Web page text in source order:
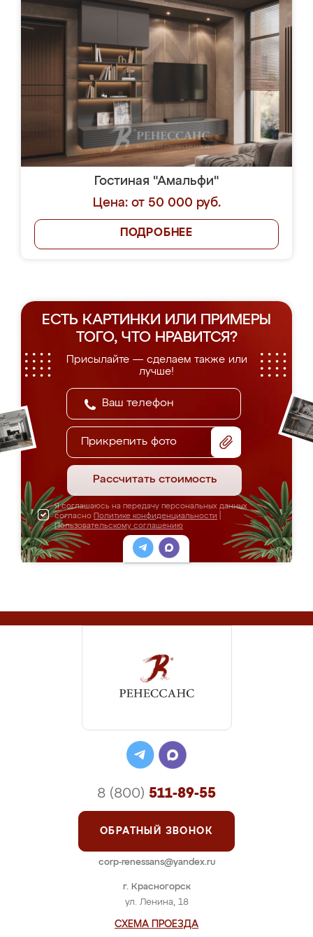
Гостиная "Амальфи"
Цена: от 50 000 руб.
ПОДРОБНЕЕ
ЕСТЬ КАРТИНКИ ИЛИ ПРИМЕРЫ
ТОГО, ЧТО НРАВИТСЯ?
Присылайте — сделаем также или
лучше!
Прикрепить фото
Рассчитать стоимость
Я соглашаюсь на передачу персональных данных
согласно Политике конфиденциальности
Пользовательскому соглашению
г. Красногорск
ул. Ленина, 18
СХЕМА ПРОЕЗДА
8 (800) 511-89-55
ОБРАТНЫЙ ЗВОНОК
corp-renessans@yandex.ru